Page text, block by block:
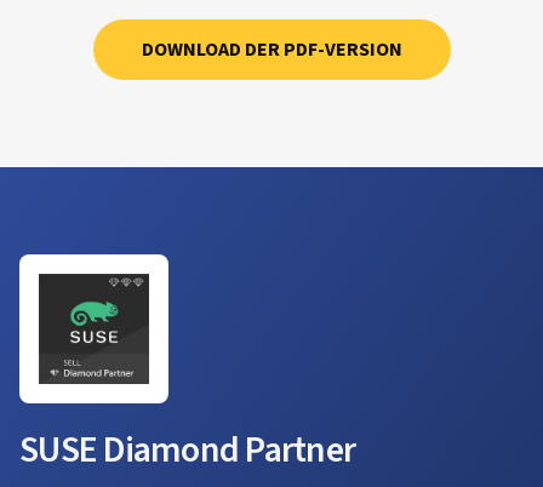
DOWNLOAD DER PDF-VERSION
SUSE Diamond Partner